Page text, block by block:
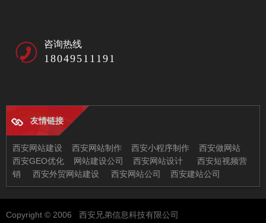
咨询热线
18049511191
地址：西安市未央区恒大都市广场11-2
友情链接
西安网站建设 西安网站制作 西安小程序制作
西安做网站
西安GEO优化
网站建设公司 西安网站设计
西安短视频营
销
西安外贸网站建设 西安网站公司 西安建站公司
Copyright © 2006 西安兄弟信息科技有限公司